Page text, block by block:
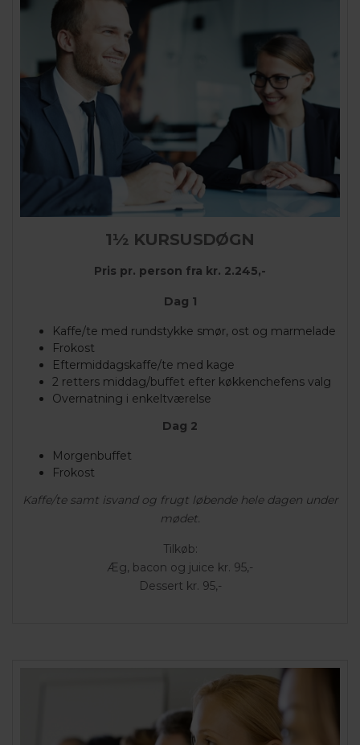
1½ KURSUSDØGN
Pris pr. person fra kr. 2.245,-
Dag 1
Kaffe/te med rundstykke smør, ost og marmelade
Frokost
Eftermiddagskaffe/te med kage
2 retters middag/buffet efter køkkenchefens valg
Overnatning i enkeltværelse
Dag 2
Morgenbuffet
Frokost
Kaffe/te samt isvand og frugt løbende hele dagen under
mødet.
Tilkøb:
Æg, bacon og juice kr. 95,-
Dessert kr. 95,-